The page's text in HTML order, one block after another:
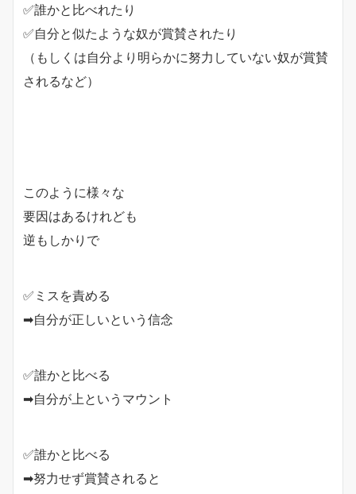
✅誰かと比べれたり
✅自分と似たような奴が賞賛されたり
（もしくは自分より明らかに努力していない奴が賞賛
されるなど）
このように様々な
要因はあるけれども
逆もしかりで
✅ミスを責める
➡︎自分が正しいという信念
✅誰かと比べる
➡︎自分が上というマウント
✅誰かと比べる
➡︎努力せず賞賛されると